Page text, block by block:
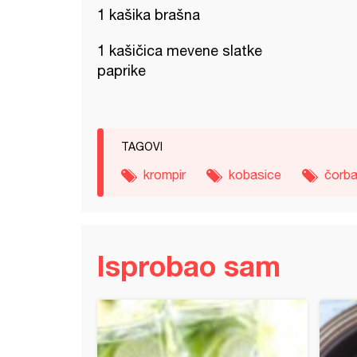
1 kašika brašna
1 kašičica mevene slatke
paprike
TAGOVI
krompir kobasice čorba
Isprobao sam
u bolognese sosu